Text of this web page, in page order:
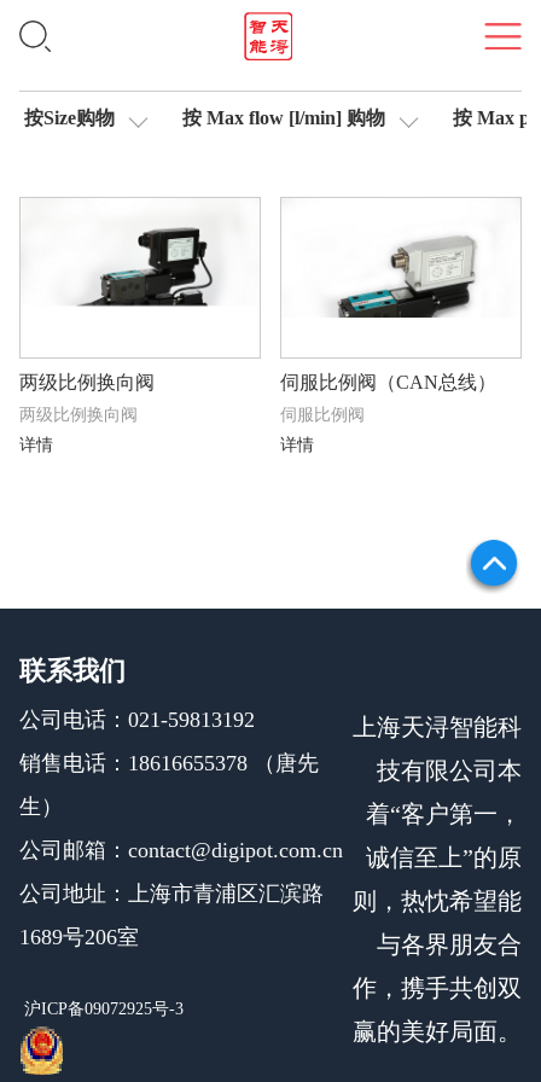
比例阀
按Size购物 按 Max flow [l/min] 购物 按 Max
两级比例换向阀
两级比例换向阀
详情
伺服比例阀（CAN总线）
伺服比例阀
详情
联系我们
公司电话：021-59813192
销售电话：18616655378 （唐先
生）
公司邮箱：contact@digipot.com.cn
公司地址：上海市青浦区汇滨路
1689号206室
沪ICP备09072925号-3
上海天浔智能科
技有限公司本
着“客户第一，
诚信至上”的原
则，热忱希望能
与各界朋友合
作，携手共创双
赢的美好局面。